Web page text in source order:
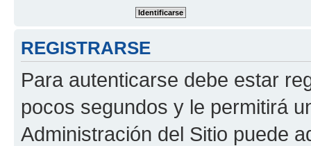
REGISTRARSE
Para autenticarse debe estar
pocos segundos y le permitirá
Administración del Sitio puede